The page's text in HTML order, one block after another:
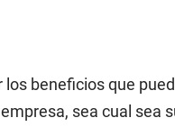
beneficios que
sea cual sea